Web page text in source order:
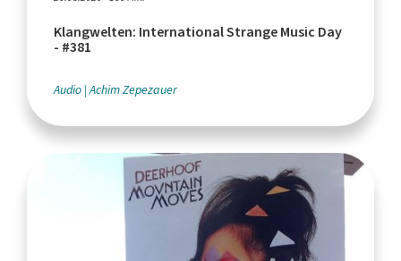
Klangwelten: International Strange Music Day
- #381
Audio Achim Zepezauer